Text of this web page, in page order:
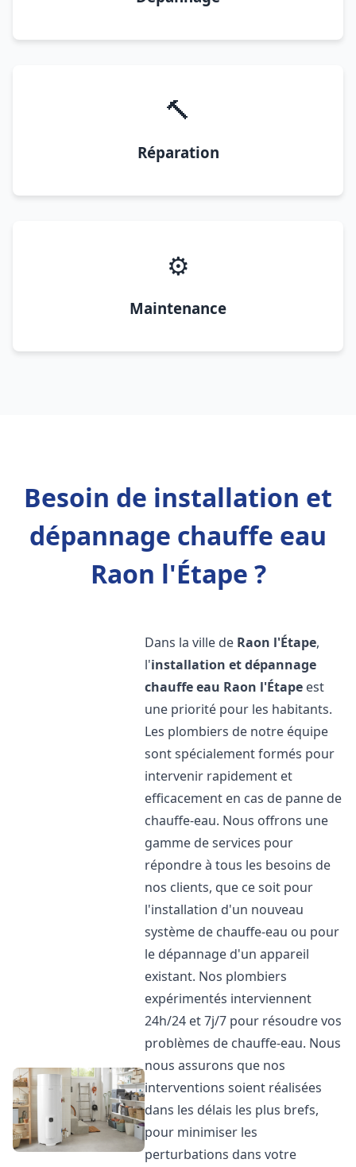
🔨
Réparation
⚙️
Maintenance
Besoin de installation et
dépannage chauffe eau
Raon l'Étape ?
Dans la ville de Raon l'Étape,
l'installation et dépannage
chauffe eau Raon l'Étape est
une priorité pour les habitants.
Les plombiers de notre équipe
sont spécialement formés pour
intervenir rapidement et
efficacement en cas de panne de
chauffe-eau. Nous offrons une
gamme de services pour
répondre à tous les besoins de
nos clients, que ce soit pour
l'installation d'un nouveau
système de chauffe-eau ou pour
le dépannage d'un appareil
existant. Nos plombiers
expérimentés interviennent
24h/24 et 7j/7 pour résoudre vos
problèmes de chauffe-eau. Nous
nous assurons que nos
interventions soient réalisées
dans les délais les plus brefs,
pour minimiser les
perturbations dans votre